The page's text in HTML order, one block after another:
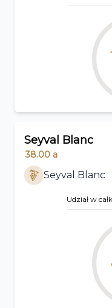
Seyval Blanc
38.00 a
Seyval Blanc
Udział w